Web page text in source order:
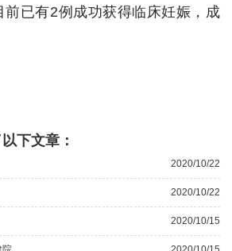
前已有2例成功获得临床妊娠，成
下文章：
2020/10/22
2020/10/22
2020/10/15